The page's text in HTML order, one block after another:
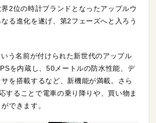
2位の時計ブランドとなったアップルウ
る進化を遂げ、第2フェーズへと入ろう
いう名前が付けられた新世代のアップル
を内蔵し、50メートルの防水性能、デ
サを搭載するなど、新機能が満載。さら
することで電車の乗り降りや、買い物ま
できます。